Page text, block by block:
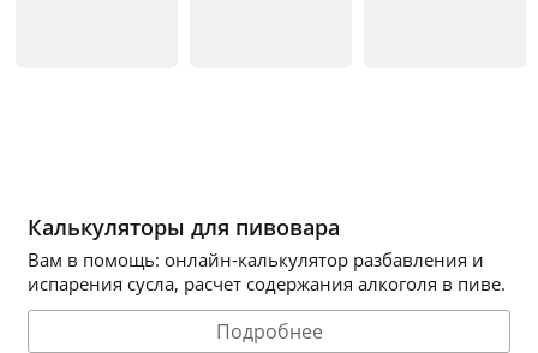
Калькуляторы для пивовара
Вам в помощь: онлайн-калькулятор разбавления и
испарения сусла, расчет содержания алкоголя в пиве.
Подробнее